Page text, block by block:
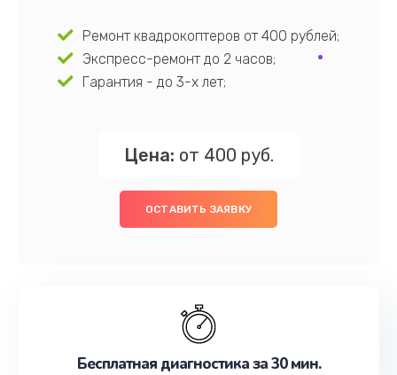
Ремонт квадрокоптеров от 400 рублей;
Экспресс-ремонт до 2 часов;
Гарантия - до 3-х лет;
Цена: от 400 руб.
ОСТАВИТЬ ЗАЯВКУ
Бесплатная диагностика за 30 мин.